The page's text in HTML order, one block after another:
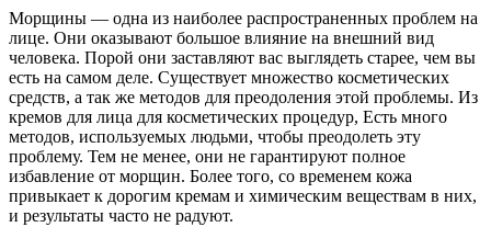
Морщины — одна из наиболее распространенных проблем на
лице. Они оказывают большое влияние на внешний вид
человека. Порой они заставляют вас выглядеть старее, чем вы
есть на самом деле. Существует множество косметических
средств, а так же методов для преодоления этой проблемы. Из
кремов для лица для косметических процедур, Есть много
методов, используемых людьми, чтобы преодолеть эту
проблему. Тем не менее, они не гарантируют полное
избавление от морщин. Более того, со временем кожа
привыкает к дорогим кремам и химическим веществам в них,
и результаты часто не радуют.